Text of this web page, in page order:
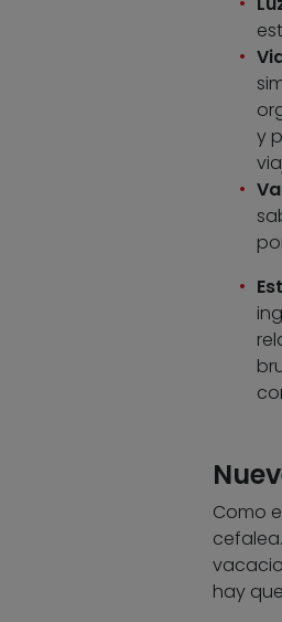
y
Como
hay